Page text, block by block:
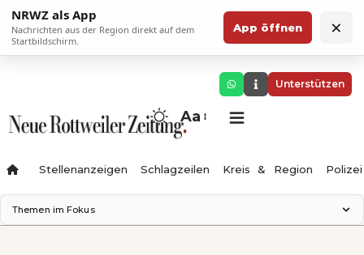
NRWZ als App
Nachrichten aus der Region direkt auf dem
Startbildschirm.
App öffnen ×
Unterstützen
Aa
Stellenanzeigen Schlagzeilen Kreis & Region Polizei
Themen im Fokus